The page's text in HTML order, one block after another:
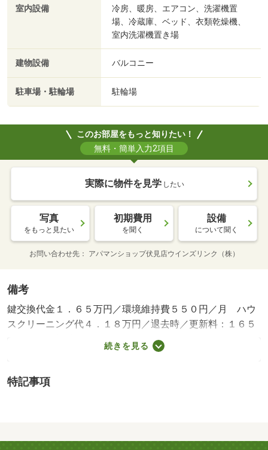
室内設備
冷房、暖房、エアコン、洗濯機置
場、冷蔵庫、ベッド、衣類乾燥機、
室内洗濯機置き場
建物設備 バルコニー
駐車場・駐輪場 駐輪場
このお部屋をもっと知りたい！
無料・簡単入力2項目
実際に物件を見学 したい
写真
をもっと見たい
初期費用
を聞く
設備
について聞く
お問い合わせ先 アパマンショップ伏見店ウインズリンク（株）
備考
鍵交換代金１．６５万円／環境維持費５５０円／月 ハウ
スクリーニング代４．１８万円／退去時／更新料：１６５
００円 更新手数料：１６５００円／バストイレ別／バル
コニー／エアコン／ＴＶインターホン／浴室乾燥機／室内
不要／ＩＨクッキングヒーター／電気コンロ／全居室洋室
京都石田郵便局（郵便局）まで４００ｍ／ファミリーマー
続きを見る
特記事項